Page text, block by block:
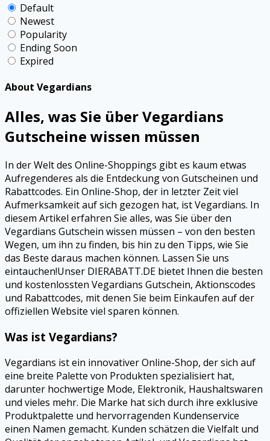
Default
Newest
Popularity
Ending Soon
Expired
About Vegardians
Alles, was Sie über Vegardians
Gutscheine wissen müssen
In der Welt des Online-Shoppings gibt es kaum etwas
Aufregenderes als die Entdeckung von Gutscheinen und
Rabattcodes. Ein Online-Shop, der in letzter Zeit viel
Aufmerksamkeit auf sich gezogen hat, ist Vegardians. In
diesem Artikel erfahren Sie alles, was Sie über den
Vegardians Gutschein wissen müssen – von den besten
Wegen, um ihn zu finden, bis hin zu den Tipps, wie Sie
das Beste daraus machen können. Lassen Sie uns
eintauchen!Unser DIERABATT.DE bietet Ihnen die besten
und kostenlossten Vegardians Gutschein, Aktionscodes
und Rabattcodes, mit denen Sie beim Einkaufen auf der
offiziellen Website viel sparen können.
Was ist Vegardians?
Vegardians ist ein innovativer Online-Shop, der sich auf
eine breite Palette von Produkten spezialisiert hat,
darunter hochwertige Mode, Elektronik, Haushaltswaren
und vieles mehr. Die Marke hat sich durch ihre exklusive
Produktpalette und hervorragenden Kundenservice
einen Namen gemacht. Kunden schätzen die Vielfalt und